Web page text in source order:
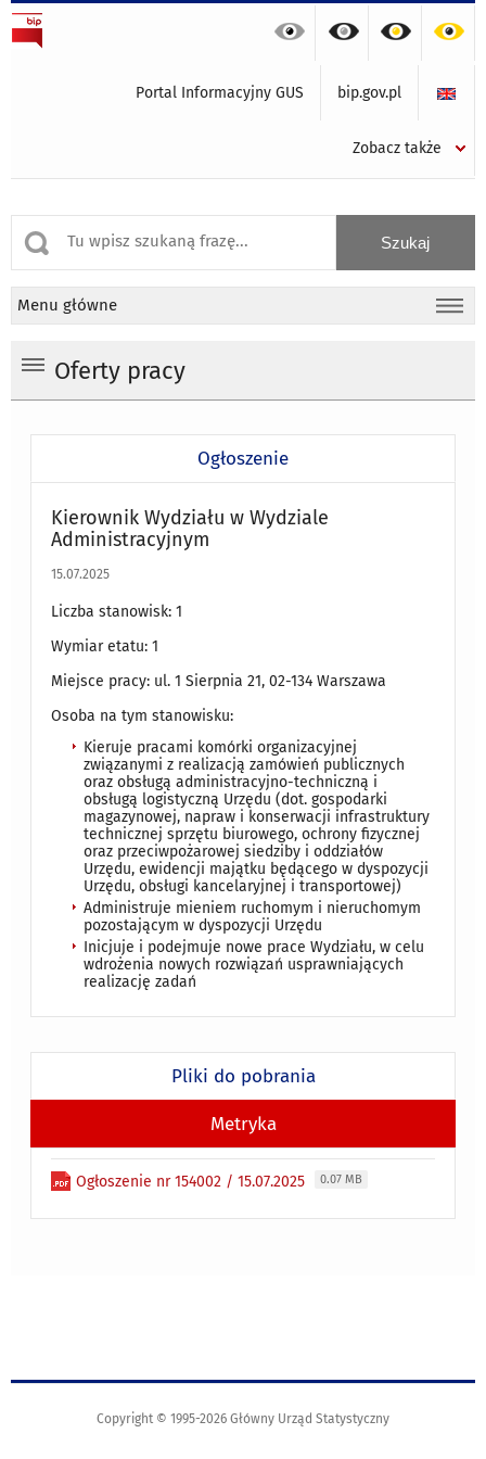
Portal Informacyjny GUS bip.gov.pl
Zobacz także
Menu główne
Oferty pracy
Ogłoszenie
Kierownik Wydziału w Wydziale
Administracyjnym
15.07.2025
Liczba stanowisk: 1
Wymiar etatu: 1
Miejsce pracy: ul. 1 Sierpnia 21, 02-134 Warszawa
Osoba na tym stanowisku:
Kieruje pracami komórki organizacyjnej
związanymi z realizacją zamówień publicznych
oraz obsługą administracyjno-techniczną i
obsługą logistyczną Urzędu (dot. gospodarki
magazynowej, napraw i konserwacji infrastruktury
technicznej sprzętu biurowego, ochrony fizycznej
oraz przeciwpożarowej siedziby i oddziałów
Urzędu, ewidencji majątku będącego w dyspozycji
Urzędu, obsługi kancelaryjnej i transportowej)
Administruje mieniem ruchomym i nieruchomym
pozostającym w dyspozycji Urzędu
Inicjuje i podejmuje nowe prace Wydziału, w celu
wdrożenia nowych rozwiązań usprawniających
realizację zadań
Pliki do pobrania
Metryka
Ogłoszenie nr 154002 / 15.07.2025 0.07 MB
Copyright © 1995-2026 Główny Urząd Statystyczny